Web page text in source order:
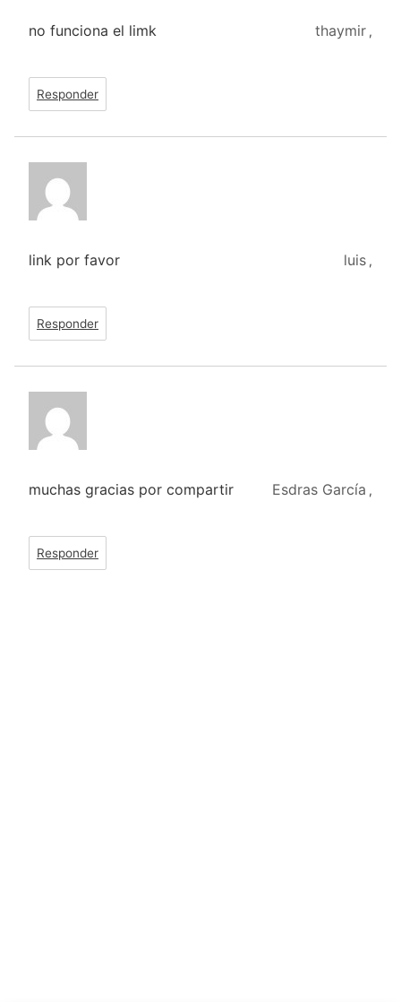
thaymir ,
no funciona el limk
Responder
luis ,
link por favor
Responder
Esdras García ,
muchas gracias por compartir
Responder